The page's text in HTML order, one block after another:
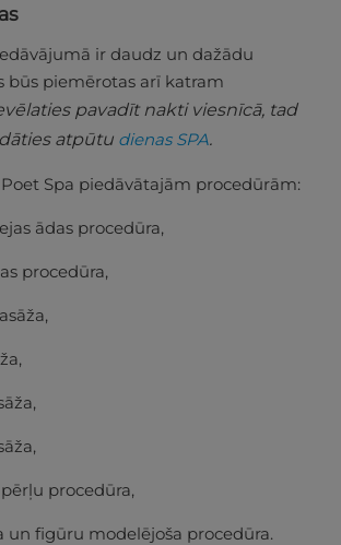
ir daudz un dažādu
būs piemērotas arī katram
pavadīt nakti viesnīcā, tad
atpūtu dienas SPA.
Spa piedāvātajām procedūrām:
ādas procedūra,
procedūra,
procedūra,
un figūru modelējoša procedūra.